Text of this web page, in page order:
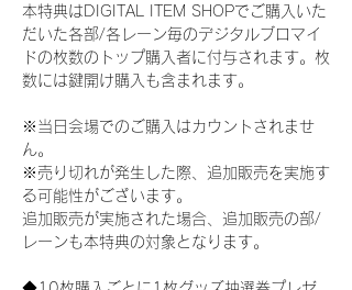
本特典はDIGITAL ITEM SHOPでご購入いた
だいた各部/各レーン毎のデジタルブロマイ
ドの枚数のトップ購入者に付与されます。枚
数には鍵開け購入も含まれます。
※当日会場でのご購入はカウントされませ
ん。
※売り切れが発生した際、追加販売を実施す
る可能性がございます。
追加販売が実施された場合、追加販売の部/
レーンも本特典の対象となります。